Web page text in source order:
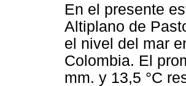
En el presente
Altiplano de
el nivel del mar
Colombia. El
mm. y 13,5 °C